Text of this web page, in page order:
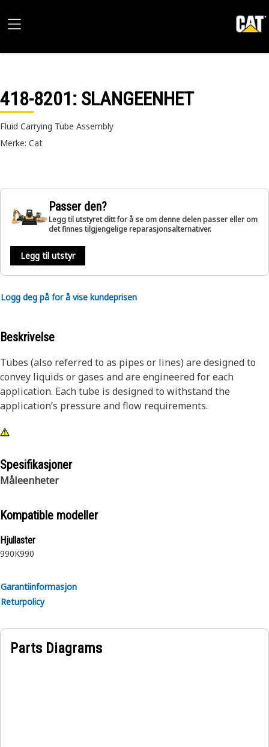
418-8201: SLANGEENHET
Fluid Carrying Tube Assembly
Merke: Cat
Passer den?
Legg til utstyret ditt for å se om denne delen passer eller om
det finnes tilgjengelige reparasjonsalternativer.
Legg til utstyr
Logg deg på for å vise kundeprisen
Beskrivelse
Tubes (also referred to as pipes or lines) are designed to
convey liquids or gases and are engineered for each
application. Each tube is designed to withstand the
application’s pressure and flow requirements.
Spesifikasjoner
Måleenheter
Kompatible modeller
Hjullaster
990K990
Garantiinformasjon
Returpolicy
Parts Diagrams